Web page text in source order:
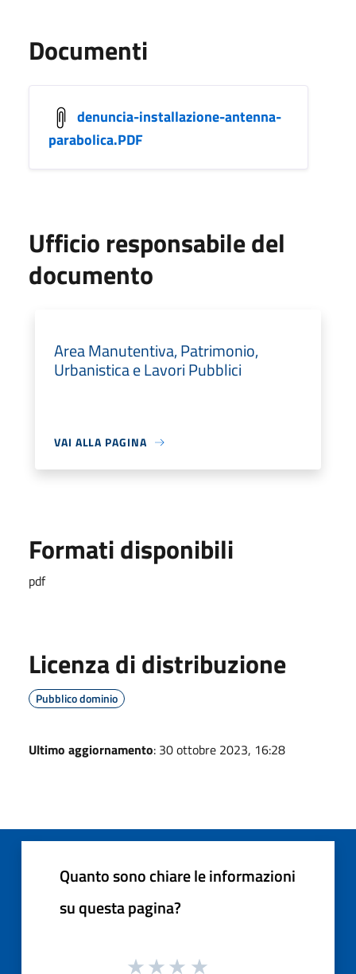
Documenti
denuncia-installazione-antenna-
parabolica.PDF
Ufficio responsabile del
documento
Area Manutentiva, Patrimonio,
Urbanistica e Lavori Pubblici
VAI ALLA PAGINA
Formati disponibili
pdf
Licenza di distribuzione
Pubblico dominio
Ultimo aggiornamento: 30 ottobre 2023, 16:28
Quanto sono chiare le informazioni
su questa pagina?